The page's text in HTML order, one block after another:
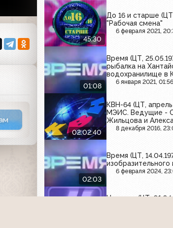
45:30
До 16 и старше
"Рабочая смена"
6 февраля 2021,
01:08
Время (ЦТ,
рыбалка на
водохранилище в
6 января 2021, 01:56
02:02:40
КВН-64 (ЦТ,
МЭИС. Ведущие -
Жильцова и
8 декабря 2016,
02:03
Время (ЦТ,
6 февраля 2024,
Новости (ЦТ,